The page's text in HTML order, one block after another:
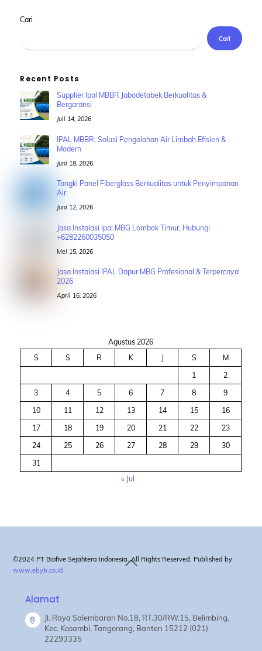
Cari
Cari
Recent Posts
Supplier Ipal MBBR Jabodetabek Berkualitas &
Bergaransi
Juli 14, 2026
IPAL MBBR: Solusi Pengolahan Air Limbah Efisien &
Modern
Juni 18, 2026
Tangki Panel Fiberglass Berkualitas untuk Penyimpanan
Air
Juni 12, 2026
Jasa Instalasi Ipal MBG Lombok Timur, Hubungi
+6282260035050
Mei 15, 2026
Jasa Instalasi IPAL Dapur MBG Profesional & Terpercaya
2026
April 16, 2026
Agustus 2026
S
S R K S
M
1
2
3
4 5 6 7 8
9
10
11 12 13 14 15
16
17
18 19 20 21 22
23
24
25 26 27 28 29
30
31
« Jul
Back
©2024 PT Biofive Sejahtera Indonesia. All Rights Reserved. Published by
www.ebyb.co.id
Alamat
Jl. Raya Salembaran No.18, RT.30/RW.15, Belimbing,
Kec. Kosambi, Tangerang, Banten 15212 (021)
22293335